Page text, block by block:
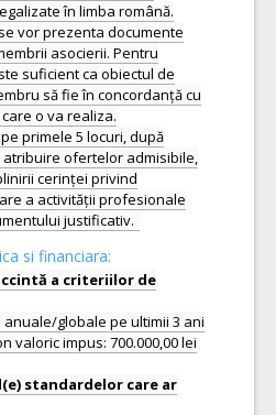
în limba română.
vor prezenta documente
asocierii. Pentru
suficient ca obiectul de
să fie în concordanță cu
o va realiza.
primele 5 locuri, după
ofertelor admisibile,
cerinței privind
a activității profesionale
justificativ.
si financiara:
a criteriilor de
globale pe ultimii 3 ani
valoric impus: 700.000,00 lei
standardelor care ar